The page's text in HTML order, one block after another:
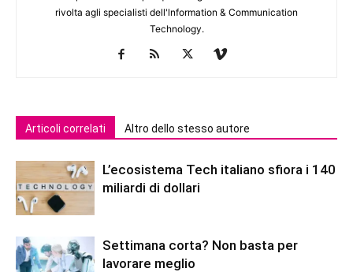
rivolta agli specialisti dell'lnformation & Communication
Technology.
Articoli correlati Altro dello stesso autore
L’ecosistema Tech italiano sfiora i 140
miliardi di dollari
Settimana corta? Non basta per
lavorare meglio